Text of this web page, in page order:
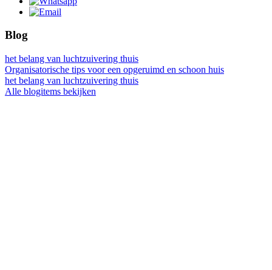
Blog
het belang van luchtzuivering thuis
Organisatorische tips voor een opgeruimd en schoon huis
het belang van luchtzuivering thuis
Alle blogitems bekijken